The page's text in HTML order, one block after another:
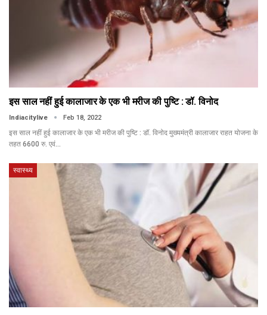
इस साल नहीं हुई कालाजार के एक भी मरीज की पुष्टि : डॉ. विनोद
Indiacitylive Feb 18, 2022
इस साल नहीं हुई कालाजार के एक भी मरीज की पुष्टि : डॉ. विनोद मुख्यमंत्री कालाजार राहत योजना के
तहत 6600 रु. एवं…
स्वास्थ्य